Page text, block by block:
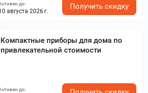
до:
августа 2026 г.
Получить скидку
Компактные приборы для дома по
привлекательной стоимости
до: